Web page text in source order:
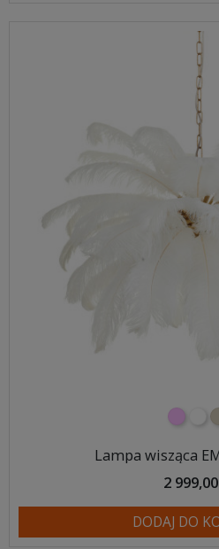
różowy
biały
Lampa wisząca
2 999,00
DODAJ DO